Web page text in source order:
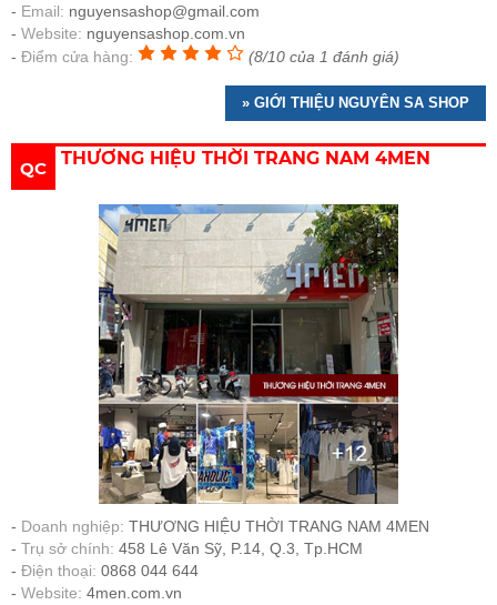
Email: nguyensashop@gmail.com
Website: nguyensashop.com.vn
Điểm cửa hàng:
(8/10 của 1 đánh giá)
» GIỚI THIỆU NGUYÊN SA SHOP
QC THƯƠNG HIỆU THỜI TRANG NAM 4MEN
Doanh nghiệp: THƯƠNG HIỆU THỜI TRANG NAM 4MEN
Trụ sở chính: 458 Lê Văn Sỹ, P.14, Q.3, Tp.HCM
Điện thoại: 0868 044 644
Website: 4men.com.vn